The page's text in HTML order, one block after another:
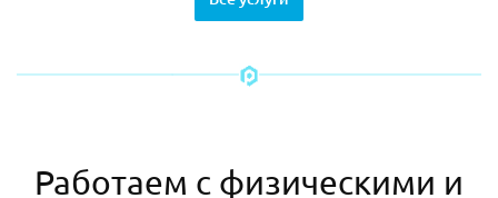
Работаем с физическими и